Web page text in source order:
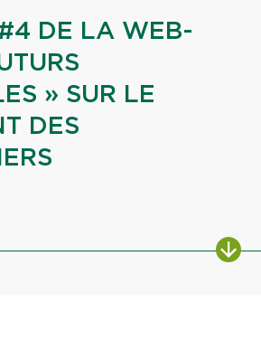
DE LA WEB-
» SUR LE
DES